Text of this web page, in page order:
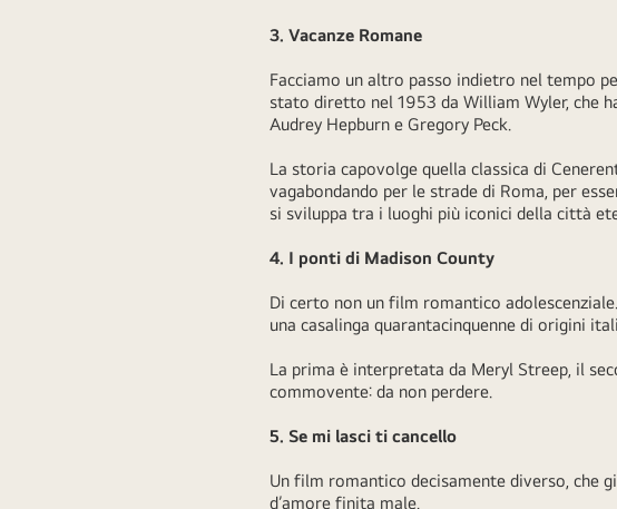
3. Vacanze Romane
Facciamo un altro passo indietro nel tempo
stato diretto nel 1953 da William Wyler, che
Audrey Hepburn e Gregory Peck.
La storia capovolge quella classica di
vagabondando per le strade di Roma, per
si sviluppa tra i luoghi più iconici della città
4. I ponti di Madison County
Di certo non un film romantico
una casalinga quarantacinquenne di origini
La prima è interpretata da Meryl Streep, il
commovente: da non perdere.
5. Se mi lasci ti cancello
Un film romantico decisamente diverso, che
d’amore finita male.